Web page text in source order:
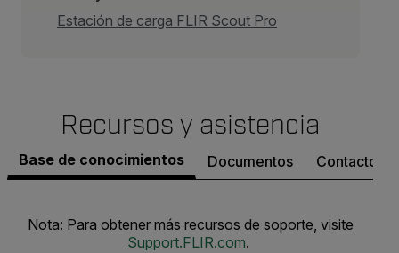
Estación de carga FLIR Scout Pro
Recursos y asistencia
Base de conocimientos Documentos Contacto
Nota: Para obtener más recursos de soporte, visite
Support.FLIR.com.